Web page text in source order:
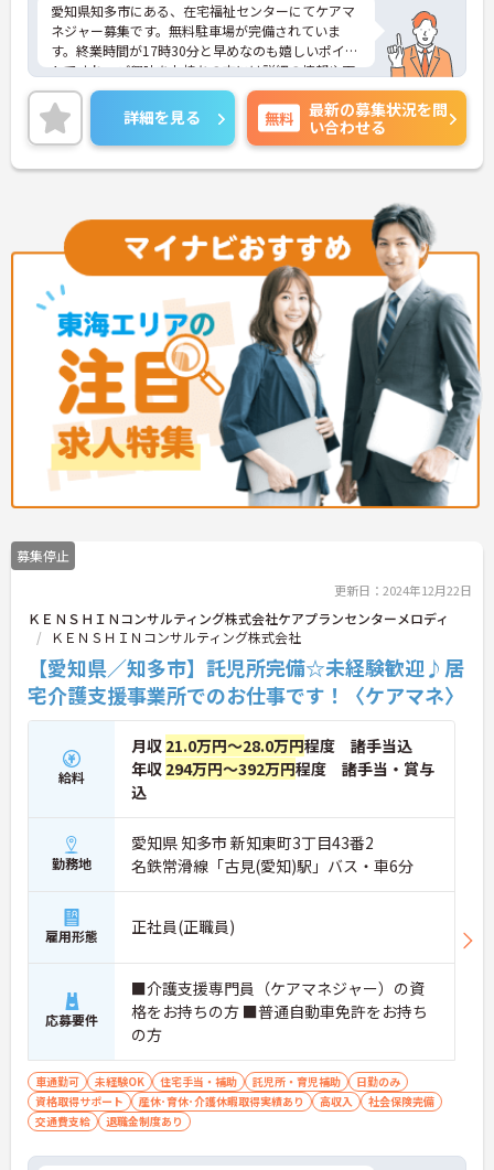
愛知県知多市にある、在宅福祉センターにてケアマ
ネジャー募集です。無料駐車場が完備されていま
す。終業時間が17時30分と早めなのも嬉しいポイン
トですね。ご興味をお持ちの方には詳細の情報や面
接のポイントをお伝えしますのでお気軽にお問い合
わせくださいませ。
詳細を見る 無料
最新の募集状況を問
い合わせる
募集停止
更新日：2024年12月22日
ＫＥＮＳＨＩＮコンサルティング株式会社ケアプランセンターメロディ
ＫＥＮＳＨＩＮコンサルティング株式会社
【愛知県／知多市】託児所完備☆未経験歓迎♪居
宅介護支援事業所でのお仕事です！〈ケアマネ〉
給料
月収 21.0万円～28.0万円程度 諸手当込
年収 294万円～392万円程度 諸手当・賞与
込
勤務地
愛知県 知多市 新知東町3丁目43番2
名鉄常滑線「古見(愛知)駅」バス・車6分
雇用形態 正社員(正職員)
応募要件
■介護支援専門員（ケアマネジャー）の資
格をお持ちの方 ■普通自動車免許をお持ち
の方
車通勤可 未経験OK 住宅手当・補助 託児所・育児補助
日勤のみ
資格取得サポート
産休･育休･介護休暇取得実績あり 高収入
社会保険完備
交通費支給
退職金制度あり